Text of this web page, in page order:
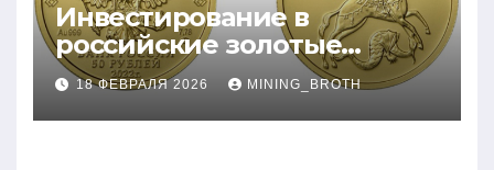
Инвестирование в
российские золотые
монеты: подробное
руководство
18 ФЕВРАЛЯ 2026 MINING_BROTH